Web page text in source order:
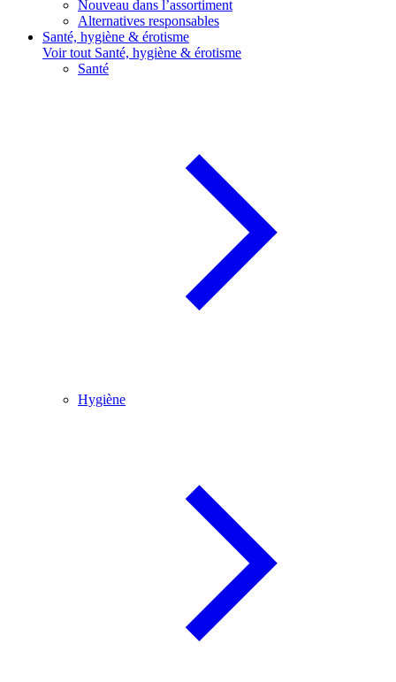
Nouveau dans l’assortiment
Alternatives responsables
Santé, hygiène & érotisme
Voir tout Santé, hygiène & érotisme
Santé
Hygiène